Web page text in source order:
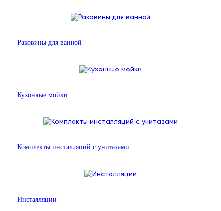
Раковины для ванной
Кухонные мойки
Комплекты инсталляций с унитазами
Инсталляции